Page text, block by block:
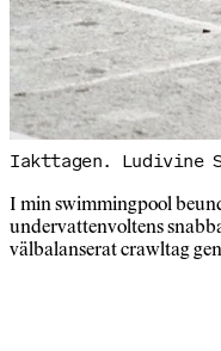
Iakttagen. Ludivine
I min swimmingpool
undervattenvoltens
välbalanserat crawltag